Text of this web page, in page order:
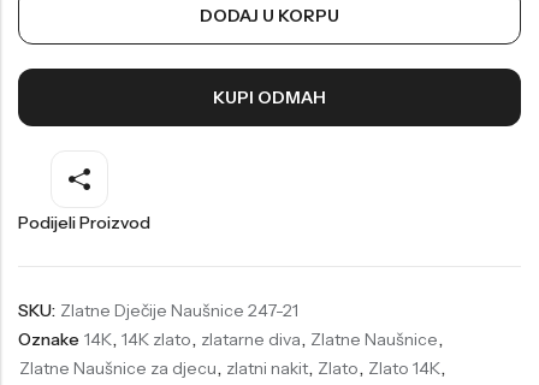
DODAJ U KORPU
KUPI ODMAH
Podijeli Proizvod
SKU: Zlatne Dječije Naušnice 247-21
Oznake 14K, 14K zlato, zlatarne diva, Zlatne Naušnice,
Zlatne Naušnice za djecu, zlatni nakit, Zlato, Zlato 14K,
Welder
Mini Focus
Daniel Klein
Festina
Wesse
Missguided
Diesel